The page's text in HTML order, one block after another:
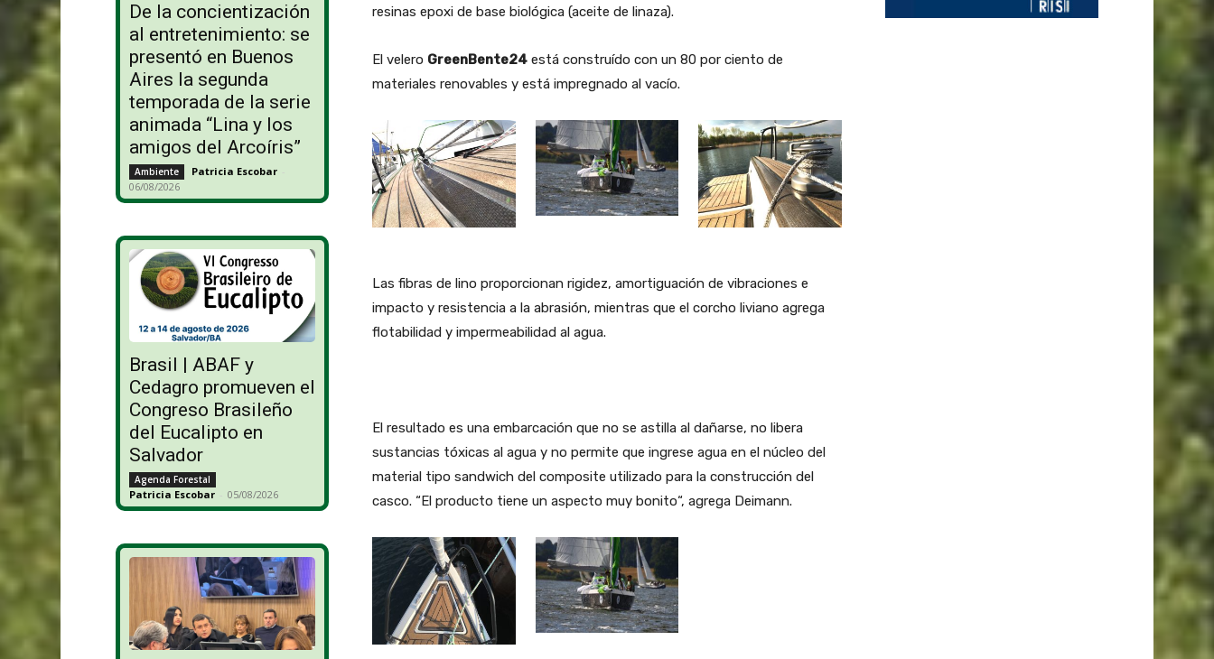
De la concientización
al entretenimiento: se
presentó en Buenos
Aires la segunda
temporada de la serie
animada “Lina y los
amigos del Arcoíris”
Ambiente Patricia Escobar -
06/08/2026
Brasil | ABAF y
Cedagro promueven el
Congreso Brasileño
del Eucalipto en
Salvador
Agenda Forestal
Patricia Escobar - 05/08/2026
resinas epoxi de base biológica (aceite de linaza).
El velero GreenBente24está construído con un 80 por ciento de
materiales renovables y está impregnado al vacío.
Las fibras de lino proporcionan rigidez, amortiguación de vibraciones e
impacto y resistencia a la abrasión, mientras que el corcho liviano agrega
flotabilidad y impermeabilidad al agua.
El resultado es una embarcación que no se astilla al dañarse, no libera
sustancias tóxicas al agua y no permite que ingrese agua en el núcleo del
material tipo sandwich del composite utilizado para la construcción del
casco. “El producto tiene un aspecto muy bonito“, agrega Deimann.